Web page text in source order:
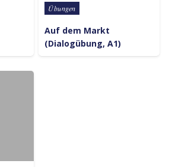
Übungen
Auf dem Markt
(Dialogübung, A1)